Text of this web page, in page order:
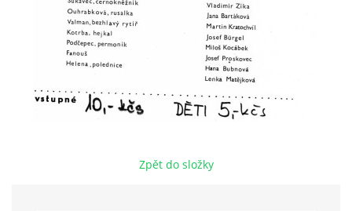
ČLENOVÉ - SOUČASNOST
HRY DO ROKU 1973
MÍSTO PRO VAŠE VZKAZY!!
Zpět do složky